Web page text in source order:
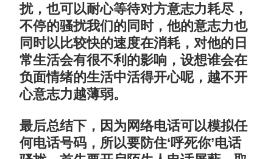
扰，也可以耐心等待对方意志力耗尽，
不停的骚扰我们的同时，他的意志力也
同时以比较快的速度在消耗，对他的日
常生活会有很不利的影响，设想谁会在
负面情绪的生活中活得开心呢，越不开
心意志力越薄弱。
最后总结下，因为网络电话可以模拟任
何电话号码，所以要防住‘呼死你’电话